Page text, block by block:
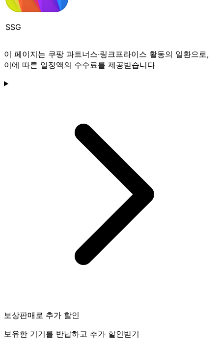
SSG
이 페이지는 쿠팡 파트너스·링크프라이스 활동의 일환으로,
이에 따른 일정액의 수수료를 제공받습니다
보상판매로 추가 할인
보유한 기기를 반납하고 추가 할인받기